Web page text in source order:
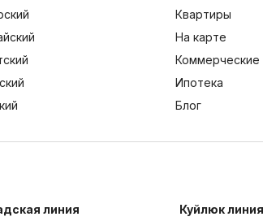
Квартиры
На карте
Коммерческие
Ипотека
Блог
линия
Куйлюк линия